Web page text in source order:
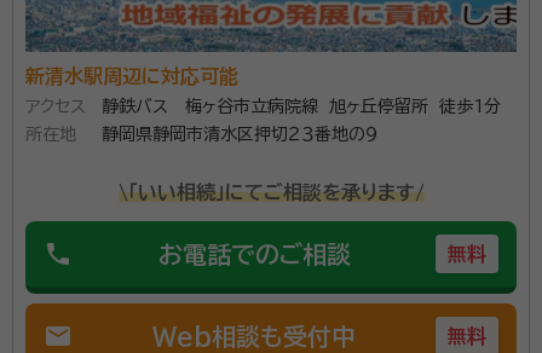
ので助かった
相続手続きをワンストップにて対応しております。行政
書士として対応できないものについては提携している
談ください。
資格等：
行政書士、社会保険労務士、1級ファイナンシャル・プランニ
ング技能士（FP）
所属団体：静岡県行政書士会
新清水駅周辺に対応可能
アクセス
静鉄バス 梅ヶ谷市立病院線 旭ヶ丘停留所 徒歩1分
所在地
静岡県静岡市清水区押切２３番地の９
\「いい相続」にてご相談を承ります/
phone お電話でのご相談 無料
mail Web相談も受付中 無料